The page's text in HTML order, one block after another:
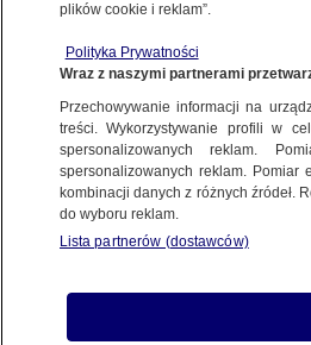
delikatna akcja
Krzysztof Posytek
23.05.2026, 13:52
Posłuchaj artykułu
Czyta lektor AI
plików cookie i reklam”.
Polityka Prywatności
Wraz z naszymi partnerami
Przechowywanie informacji na
treści. Wykorzystywanie profili w
spersonalizowanych reklam.
spersonalizowanych reklam. Pomiar
kombinacji danych z różnych źródeł.
do wyboru reklam.
Lista partnerów (dostawców)